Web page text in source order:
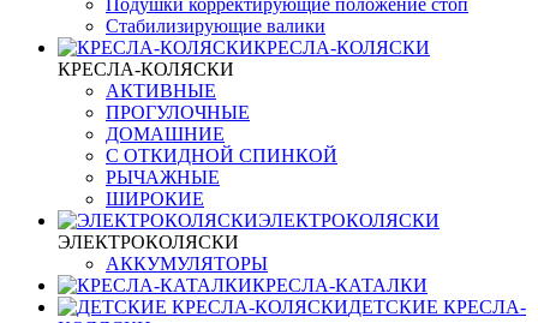
Подушки корректирующие положение стоп
Стабилизирующие валики
КРЕСЛА-КОЛЯСКИ
КРЕСЛА-КОЛЯСКИ
АКТИВНЫЕ
ПРОГУЛОЧНЫЕ
ДОМАШНИЕ
С ОТКИДНОЙ СПИНКОЙ
РЫЧАЖНЫЕ
ШИРОКИЕ
ЭЛЕКТРОКОЛЯСКИ
ЭЛЕКТРОКОЛЯСКИ
АККУМУЛЯТОРЫ
КРЕСЛА-КАТАЛКИ
ДЕТСКИЕ КРЕСЛА-